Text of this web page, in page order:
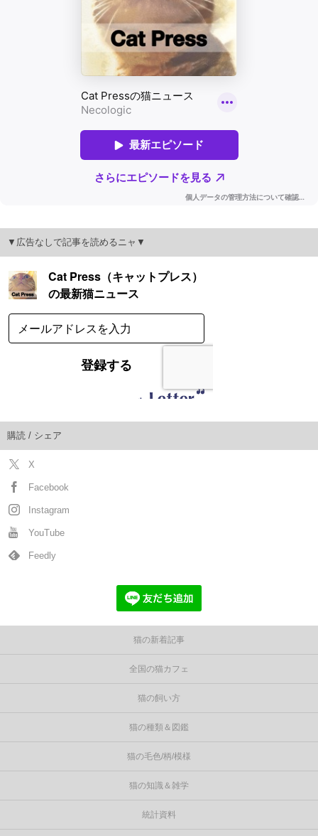
▼広告なしで記事を読めるニャ▼
購読 / シェア
X
Facebook
Instagram
YouTube
Feedly
猫の新着記事
全国の猫カフェ
猫の飼い方
猫の種類＆図鑑
猫の毛色/柄/模様
猫の知識＆雑学
統計資料